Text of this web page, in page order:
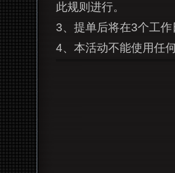
此规则进行。
3、提单后将在3个工
4、本活动不能使用任